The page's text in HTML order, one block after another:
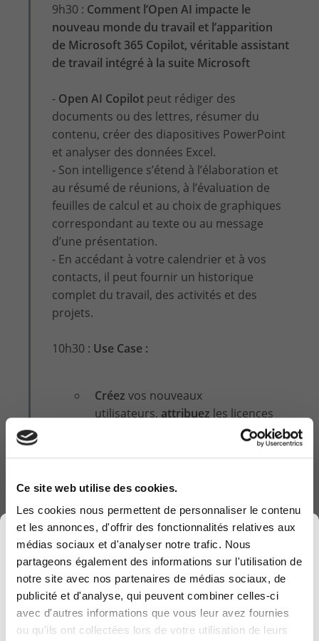
Ce site web utilise des cookies.
Les cookies nous permettent de personnaliser le contenu
et les annonces, d'offrir des fonctionnalités relatives aux
médias sociaux et d'analyser notre trafic. Nous
partageons également des informations sur l'utilisation de
notre site avec nos partenaires de médias sociaux, de
publicité et d'analyse, qui peuvent combiner celles-ci
avec d'autres informations que vous leur avez fournies
ou qu'ils ont collectées lors de votre utilisation de leurs
Computerland devient KEYES, votre partenaire
belge de référence en solutions digitales, alliant
9h30 : Comment l’Open AI impacte le
nouveau monde du travail et l’apparition
de Microsoft 365 Copilot, véritable assistant
de travail intégré à la suite Microsoft
- Open AI Copilot peut rédiger des
documents ou des lettres, résumer du
contenu, créer des diapositives PowerPoint
et analyser des données Excel.
- Son intelligence s’étend à l’élaboration et
au résumé de réunions, à l’évaluation de
feuilles de calcul et au choix de graphiques
correspondant au texte ou au message
d’une présentation.
- En accédant à votre calendrier et à vos
contacts, il peut fournir un historique
complet du travail, des activités et des
projets.
10h30 : Use Case :
Créez vos nouveaux
utilisateurs, attribuez les licences
périphérique
adéquat , comment le choisir, a-t-
il besoin de performance
graphique ? Est-ilnomade ? A
chaque situation, un ou plusieurs
choix s’offrent à vous (cloud pc -
autopilote, autopatch, intune,…)